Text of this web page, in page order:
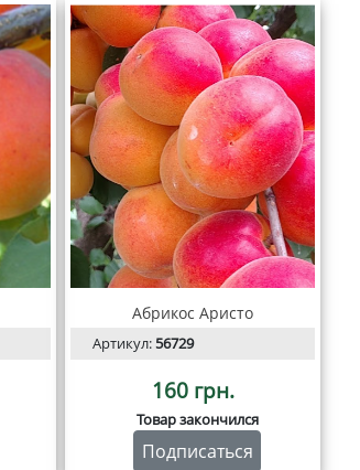
Абрикос Аристо
Артикул:56729
160 грн.
Товар закончился
Подписаться